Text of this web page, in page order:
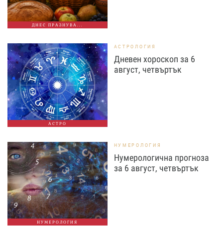
ДНЕС ПРАЗНУВА...
АСТРО
АСТРОЛОГИЯ
Дневен хороскоп за 6
август, четвъртък
НУМЕРОЛОГИЯ
НУМЕРОЛОГИЯ
Нумерологична прогноза
за 6 август, четвъртък